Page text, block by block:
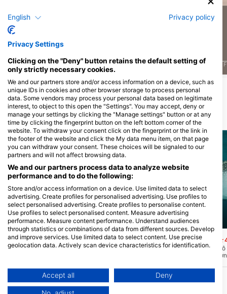
17
J F M A M J J A S O N D
Nhìn thấy
J F M A M J J A S O N D F
Xem thêm Động vật
Các địa lặn lân cận
Peter S. (#417559)
Maamigili Beyru(★4.2)
Địa điểm lặn ngay góc Đảo Maamigili ở
dốc dần xuống khoảng. 10 m, sau đó có
tường dốc ít nhiều lên tới hơn 40 mét với
phần nhô ra và kẽ hở nhỏ hơn. Tùy theo
dòng chảy, vai phải hay vai trái dọc theo
Peter S. (#417559)
Dhigurah Beyru
Địa điểm lặn rạn san
đảo Dhighura địa
đó tường dốc ít nhiều
phần nhô ra nhỏ hơn.
chảy, vai phải hay vai
English Privacy policy
Privacy Settings
Clicking on the "Deny" button retains the default setting of
only strictly necessary cookies.
We and our partners store and/or access information on a device, such as
unique IDs in cookies and other browser storage to process personal
data. Some vendors may process your personal data based on legitimate
interest, to object to this open the "Settings". You may accept, deny or
manage your settings by clicking the "Manage settings" button or at any
time by clicking the fingerprint button on the left bottom corner of the
website. To withdraw your consent click on the fingerprint or the link in
the footer of the website and click the My data menu item, on that page
you can withdraw your consent. These choices will be signaled to our
partners and will not affect browsing data.
We and our partners process data to analyze website
performance and to do the following:
Store and/or access information on a device. Use limited data to select
advertising. Create profiles for personalised advertising. Use profiles to
select personalised advertising. Create profiles to personalise content.
Use profiles to select personalised content. Measure advertising
performance. Measure content performance. Understand audiences
through statistics or combinations of data from different sources. Develop
and improve services. Use limited data to select content. Use precise
geolocation data. Actively scan device characteristics for identification.
Data may be shared outside of the European Union and send to the USA.
Your consent and the cookie policy applies solely to this website/app.
Accept all Deny